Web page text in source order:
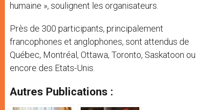
humaine », soulignent les organisateurs.
Près de 300 participants, principalement
francophones et anglophones, sont attendus de
Québec, Montréal, Ottawa, Toronto, Saskatoon ou
encore des Etats-Unis.
Autres Publications :